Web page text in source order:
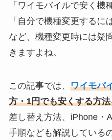
「ワイモバイルで安く機
「自分で機種変更するに
など、機種変更時には疑
きますよね。
この記事では、 ワイモバ
方・1円でも安くする方
差し替え方法、iPhone・
手順なども解説している